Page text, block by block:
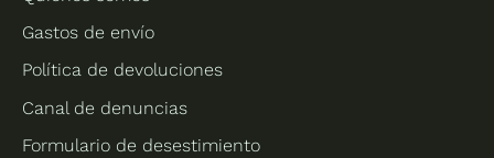
Gastos de envío
Política de devoluciones
Canal de denuncias
Formulario de desestimiento